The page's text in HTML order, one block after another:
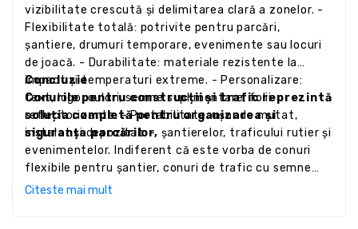
vizibilitate crescută și delimitarea clară a zonelor. -
Flexibilitate totală: potrivite pentru parcări,
șantiere, drumuri temporare, evenimente sau locuri
de joacă. - Durabilitate: materiale rezistente la
impact și temperaturi extreme. - Personalizare:
text, logo, culori, semne suplimentare, folii
reflectorizante. - Portabilitate: ușor de mutat,
instalat și depozitat. -
Concluzie
Conurile pentru construcții și trafic reprezintă
soluția completă pentru organizarea și
siguranța parcărilor, șantierelor, traficului rutier și
evenimentelor. Indiferent că este vorba de conuri
flexibile pentru șantier, conuri de trafic cu semne
personalizate sau conuri pentru copii și sport,
Citeste mai mult